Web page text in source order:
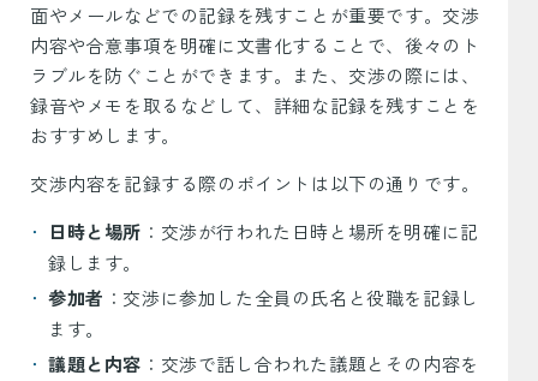
面やメールなどでの記録を残すことが重要です。交渉
内容や合意事項を明確に文書化することで、後々のト
ラブルを防ぐことができます。また、交渉の際には、
録音やメモを取るなどして、詳細な記録を残すことを
おすすめします。
交渉内容を記録する際のポイントは以下の通りです。
日時と場所 ：交渉が行われた日時と場所を明確に記
録します。
参加者 ：交渉に参加した全員の氏名と役職を記録し
ます。
議題と内容 ：交渉で話し合われた議題とその内容を